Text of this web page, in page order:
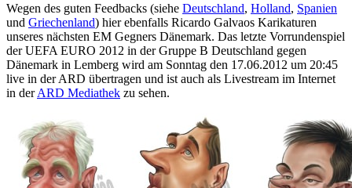
Wegen des guten Feedbacks (siehe Deutschland, Holland, Spanien
und Griechenland) hier ebenfalls Ricardo Galvaos Karikaturen
unseres nächsten EM Gegners Dänemark. Das letzte Vorrundenspiel
der UEFA EURO 2012 in der Gruppe B Deutschland gegen
Dänemark in Lemberg wird am Sonntag den 17.06.2012 um 20:45
live in der ARD übertragen und ist auch als Livestream im Internet
in derARD Mediathek zu sehen.